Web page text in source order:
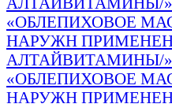
«ОБЛЕПИХОВОЕ
НАРУЖН
АЛТАЙВИТАМИНЫ/» в
«ОБЛЕПИХОВОЕ
НАРУЖН